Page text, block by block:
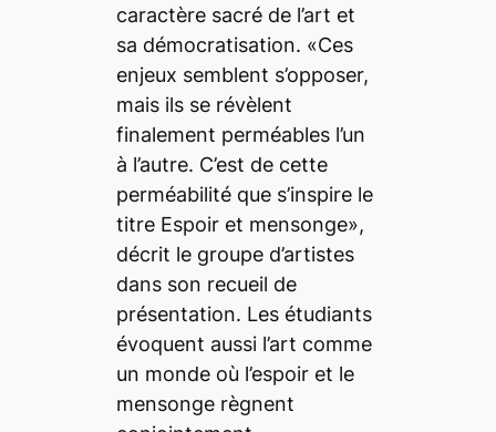
caractère sacré de l’art et
sa démocratisation. «Ces
enjeux semblent s’opposer,
mais ils se révèlent
finalement perméables l’un
à l’autre. C’est de cette
perméabilité que s’inspire le
titre Espoir et mensonge»,
décrit le groupe d’artistes
dans son recueil de
présentation. Les étudiants
évoquent aussi l’art comme
un monde où l’espoir et le
mensonge règnent